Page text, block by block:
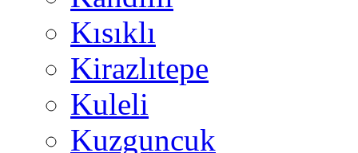
Kısıklı
Kirazlıtepe
Kuleli
Kuzguncuk